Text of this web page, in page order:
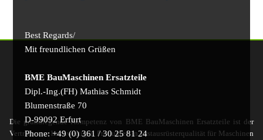
Best Regards/
Mit freundlichen Grüßen
BME BauMaschinen Ersatzteile
Dipl.-Ing.(FH) Mathias Schmidt
Blumenstraße 70
D-99092 Erfurt
Phone: +49 (0) 361 / 30 25 81 24
Die grundlegende Kompetenz von BME BauMaschinen Ersatzteile ist der
Vertrieb von hochwertigen Produkten in Erstausrüsterqualität für Maschinen